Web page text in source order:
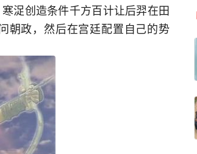
浞创造条件千方百计让后羿在田
朝政，然后在宫廷配置自己的势